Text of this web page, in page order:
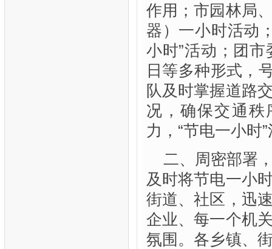
作用；市园林局
器）一小时活动
小时”活动；团
日等多种形式，
队及时掌握道路
况，确保交通秩
力，“节电一小时
二、周密部署
及时将节电一小
街道、社区，迅
企业、每一个机
氛围。各乡镇、